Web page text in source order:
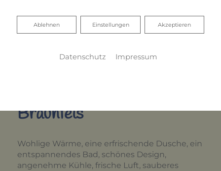
Wir sind Ihr Partner für
Braunfels
Wohlige Wärme, eine erfrischende Dusche, ein
entspannendes Bad, schönes Design,
angenehme Kühle, frische Luft, sauberes
Akzeptieren
Einstellungen
Ablehnen
Ablehnen
Datenschutz Impressum